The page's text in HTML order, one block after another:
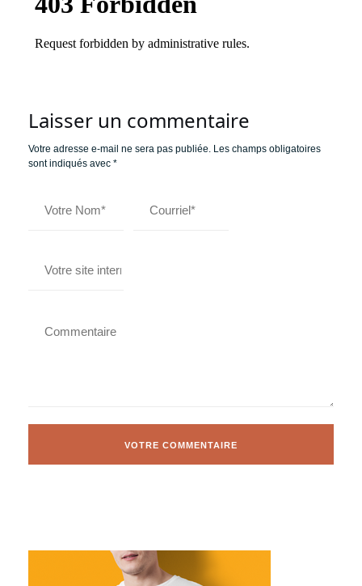
Laisser un commentaire
Votre adresse e-mail ne sera pas publiée. Les champs obligatoires
sont indiqués avec *